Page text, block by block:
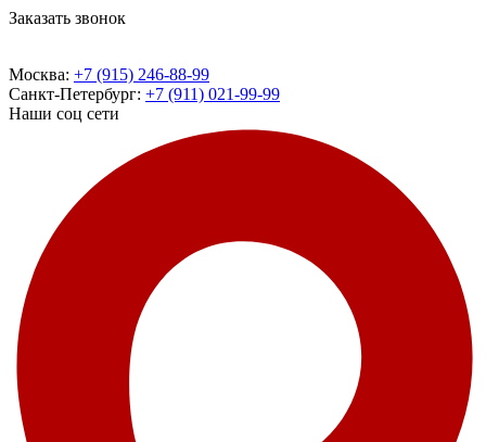
Заказать звонок
Москва: +7 (915) 246-88-99
Санкт-Петербург: +7 (911) 021-99-99
Наши соц сети